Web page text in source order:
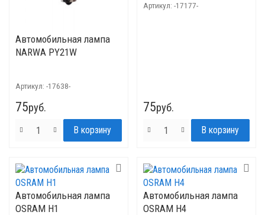
Автомобильная лампа
NARWA PY21W
Артикул: -17638-
75руб.
Артикул: -17177-
75руб.
Автомобильная лампа
OSRAM H1
Автомобильная лампа
OSRAM H4